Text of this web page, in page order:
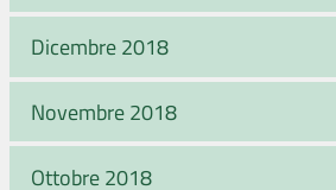
Dicembre 2018
Novembre 2018
Ottobre 2018